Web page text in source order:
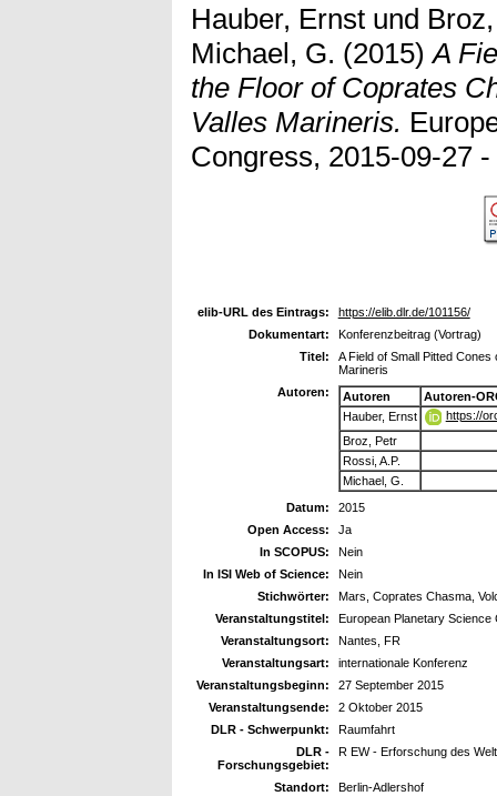
Hauber, Ernst und
Michael, G. (2015)A
the Floor of Coprates
Valles Marineris.
Congress, 2015-09-27
elib-URL des Eintrags:
https://elib.dlr.de/101156/
Dokumentart:
Konferenzbeitrag (Vortrag)
Titel:
A Field of Small Pitted
Marineris
Autoren:
Autoren
Autoren-
Hauber, Ernst
https://
Broz, Petr
Rossi, A.P.
Michael, G.
Datum:
2015
Open Access:
Ja
In SCOPUS:
Nein
In ISI Web of Science:
Nein
Stichwörter:
Mars, Coprates Chasma,
Veranstaltungstitel:
European Planetary Science
Veranstaltungsort:
Nantes, FR
Veranstaltungsart:
internationale Konferenz
Veranstaltungsbeginn:
27 September 2015
Veranstaltungsende:
2 Oktober 2015
DLR - Schwerpunkt:
Raumfahrt
DLR -
Forschungsgebiet:
R EW - Erforschung des
Standort:
Berlin-Adlershof